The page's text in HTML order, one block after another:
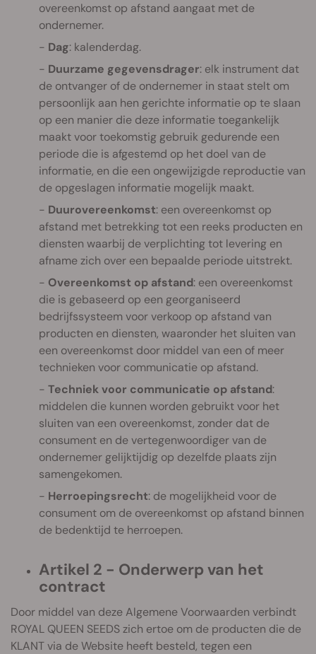
overeenkomst op afstand aangaat met de
ondernemer.
Dag: kalenderdag.
Duurzame gegevensdrager: elk instrument dat
de ontvanger of de ondernemer in staat stelt om
persoonlijk aan hen gerichte informatie op te slaan
op een manier die deze informatie toegankelijk
maakt voor toekomstig gebruik gedurende een
periode die is afgestemd op het doel van de
informatie, en die een ongewijzigde reproductie van
de opgeslagen informatie mogelijk maakt.
Duurovereenkomst: een overeenkomst op
afstand met betrekking tot een reeks producten en
diensten waarbij de verplichting tot levering en
afname zich over een bepaalde periode uitstrekt.
Overeenkomst op afstand: een overeenkomst
die is gebaseerd op een georganiseerd
bedrijfssysteem voor verkoop op afstand van
producten en diensten, waaronder het sluiten van
een overeenkomst door middel van een of meer
technieken voor communicatie op afstand.
Techniek voor communicatie op afstand:
middelen die kunnen worden gebruikt voor het
sluiten van een overeenkomst, zonder dat de
consument en de vertegenwoordiger van de
ondernemer gelijktijdig op dezelfde plaats zijn
samengekomen.
Herroepingsrecht: de mogelijkheid voor de
consument om de overeenkomst op afstand binnen
de bedenktijd te herroepen.
Artikel 2 - Onderwerp van het
contract
Door middel van deze Algemene Voorwaarden verbindt
ROYAL QUEEN SEEDS zich ertoe om de producten die de
KLANT via de Website heeft besteld, tegen een